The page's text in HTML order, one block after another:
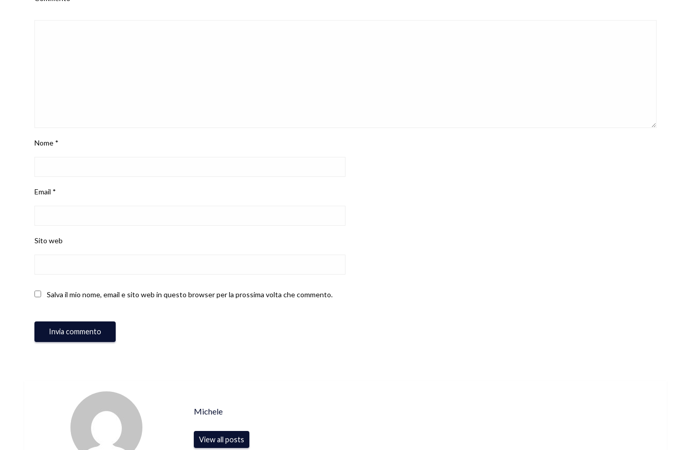
Nome *
Email *
Sito web
Salva il mio nome, email e sito web in questo browser per la prossima volta che commento.
Michele
View all posts